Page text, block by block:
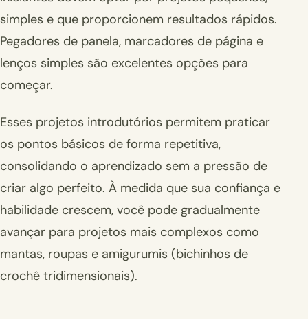
simples e que proporcionem resultados rápidos.
Pegadores de panela, marcadores de página e
lenços simples são excelentes opções para
começar.
Esses projetos introdutórios permitem praticar
os pontos básicos de forma repetitiva,
consolidando o aprendizado sem a pressão de
criar algo perfeito. À medida que sua confiança e
habilidade crescem, você pode gradualmente
avançar para projetos mais complexos como
mantas, roupas e amigurumis (bichinhos de
crochê tridimensionais).